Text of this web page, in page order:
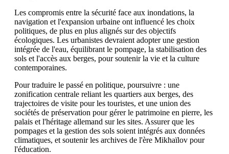
Les compromis entre la sécurité face aux inondations, la
navigation et l'expansion urbaine ont influencé les choix
politiques, de plus en plus alignés sur des objectifs
écologiques. Les urbanistes devraient adopter une gestion
intégrée de l'eau, équilibrant le pompage, la stabilisation des
sols et l'accès aux berges, pour soutenir la vie et la culture
contemporaines.
Pour traduire le passé en politique, poursuivre : une
zonification centrale reliant les quartiers aux berges, des
trajectoires de visite pour les touristes, et une union des
sociétés de préservation pour gérer le patrimoine en pierre, les
palais et l'héritage allemand sur les sites. Assurer que les
pompages et la gestion des sols soient intégrés aux données
climatiques, et soutenir les archives de l'ère Mikhaïlov pour
l'éducation.